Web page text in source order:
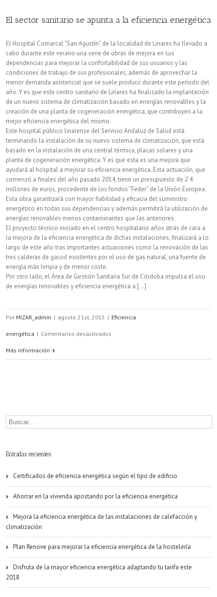
calcula
su
factura
de
la
luz
El sector sanitario se apunta a la eficiencia energética
El Hospital Comarcal “San Agustín” de la localidad de Linares ha llevado a
cabo durante este verano una serie de obras de mejora en sus
dependencias para mejorar la confortabilidad de sus usuarios y las
condiciones de trabajo de sus profesionales, además de aprovechar la
menor demanda asistencial que se suele producir durante este período del
año. Y es que este centro sanitario de Linares ha finalizado la implantación
de un nuevo sistema de climatización basado en energías renovables y la
creación de una planta de cogeneración energética, que contribuyen a la
mejor eficiencia energética del mismo.
Este hospital público linarense del Servicio Andaluz de Salud está
terminando la instalación de su nuevo sistema de climatización, que está
basado en la instalación de una central térmica, placas solares y una
planta de cogeneración energética. Y es que esta es una mejora que
ayudará al hospital a mejorar su eficiencia energética. Esta actuación, que
comenzó a finales del año pasado 2014, tiene un presupuesto de 2’4
millones de euros, procedente de los fondos “Feder” de la Unión Europea.
Esta obra garantizará con mayor fiabilidad y eficacia del suministro
energético en todas sus dependencias y además permitirá la utilización de
energías renovables menos contaminantes que las anteriores.
El proyecto técnico iniciado en el centro hospitalario años atrás de cara a
la mejora de la eficiencia energética de dichas instalaciones, finalizará a lo
largo de este año tras importantes actuaciones como la renovación de las
tres calderas de gasoil existentes por el uso de gas natural, una fuente de
energía más limpia y de menor coste.
Por otro lado, el Área de Gestión Sanitaria Sur de Córdoba impulsa el uso
de energías renovables y eficiencia energética a [...]
Por MIZAR_admin | agosto 21st, 2015 | Eficiencia
energética | Comentarios desactivados
apunta
energética
Más información
Entradas recientes
Certificados de eficiencia energética según el tipo de edificio
Ahorrar en la vivienda apostando por la eficiencia energética
Mejora la eficiencia energética de las instalaciones de calefacción y
climatización
Plan Renove para mejorar la eficiencia energética de la hostelería
Disfruta de la mayor eficiencia energética adaptando tu tarifa este
2018